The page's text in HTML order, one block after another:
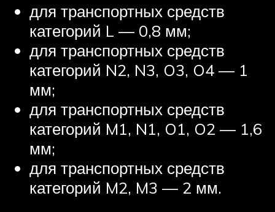
для транспортных средств
категорий L — 0,8 мм;
для транспортных средств
категорий N2, N3, O3, O4 — 1
мм;
для транспортных средств
категорий M1, N1, O1, O2 — 1,6
мм;
для транспортных средств
категорий M2, M3 — 2 мм.